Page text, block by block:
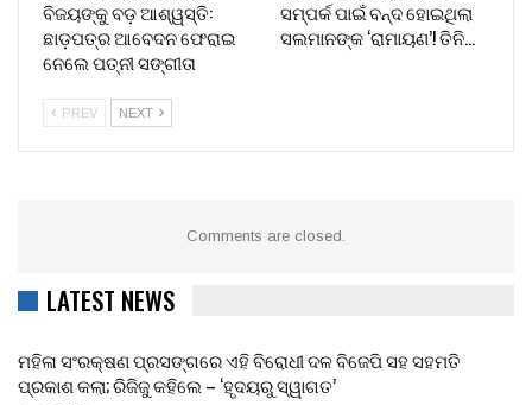
ବିଜୟଙ୍କୁ ବଡ଼ ଆଶ୍ୱସ୍ତି:
ଛାଡ଼ପତ୍ର ଆବେଦନ ଫେରାଇ
ନେଲେ ପତ୍ନୀ ସଙ୍ଗୀତା
ସମ୍ପର୍କ ପାଇଁ ବନ୍ଦ ହୋଇଥିଲା
ସଲମାନଙ୍କ ‘ରାମାୟଣ’! ତିନି…
PREV NEXT
Comments are closed.
LATEST NEWS
ମହିଳା ସଂରକ୍ଷଣ ପ୍ରସଙ୍ଗରେ ଏହି ବିରୋଧୀ ଦଳ ବିଜେପି ସହ ସହମତି
ପ୍ରକାଶ କଲା; ରିଜିଜୁ କହିଲେ – ‘ହୃଦୟରୁ ସ୍ୱାଗତ’